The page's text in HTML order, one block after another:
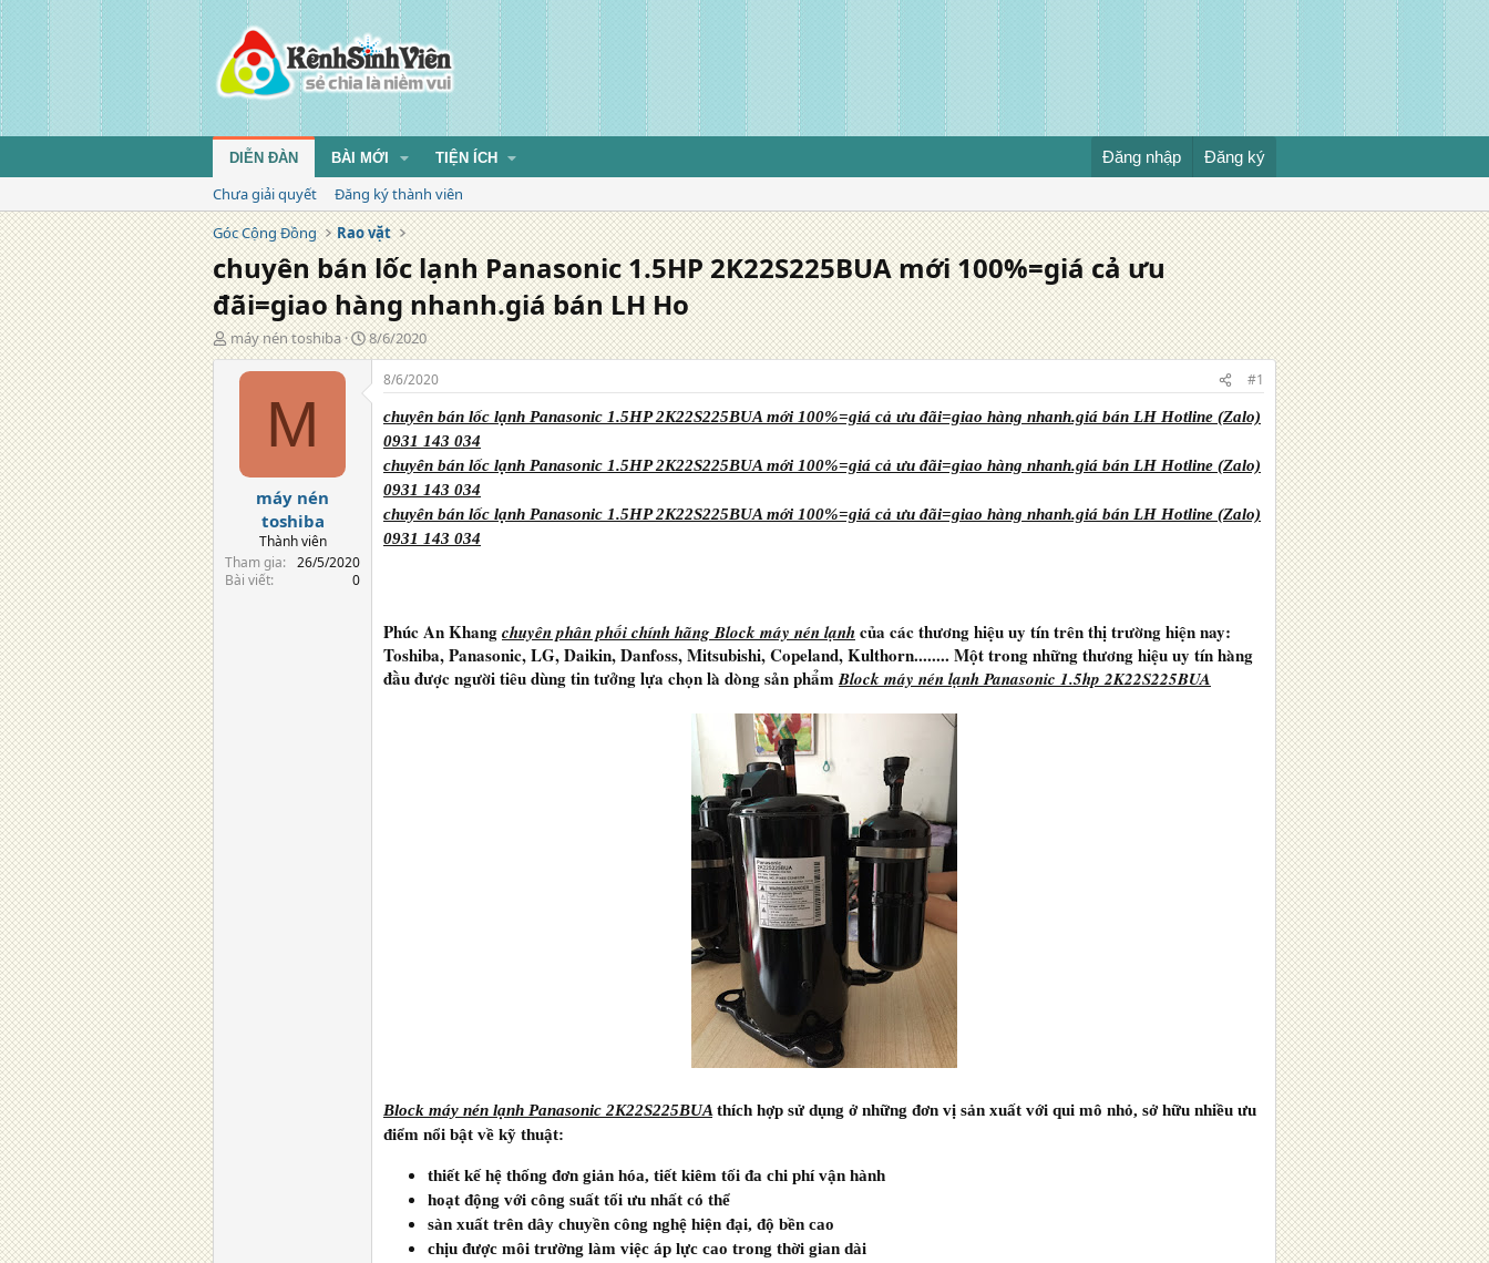
DIỄN ĐÀN BÀI MỚI TIỆN ÍCH Đăng nhập Đăng ký
Chưa giải quyết
Đăng ký thành viên
Góc Cộng Đồng
Rao vặt
chuyên bán lốc lạnh Panasonic 1.5HP 2K22S225BUA mới 100%=giá cả ưu
đãi=giao hàng nhanh.giá bán LH Ho
T
á
máy nén toshiba
N
g
y
8/6/2020
M
máy nén
toshiba
Thành viên
Tham gia
26/5/2020
Bài viết
0
8/6/2020 #1
chuyên bán lốc lạnh Panasonic 1.5HP 2K22S225BUA mới 100%=giá cả ưu đãi=giao hàng nhanh.giá bán LH Hotline (Zalo)
0931 143 034
chuyên bán lốc lạnh Panasonic 1.5HP 2K22S225BUA mới 100%=giá cả ưu đãi=giao hàng nhanh.giá bán LH Hotline (Zalo)
0931 143 034
chuyên bán lốc lạnh Panasonic 1.5HP 2K22S225BUA mới 100%=giá cả ưu đãi=giao hàng nhanh.giá bán LH Hotline (Zalo)
0931 143 034
Phúc An Khangchuyên phân phối chính hãng Block máy nén lạnhcủa các thương hiệu uy tín trên thị trường hiện nay:
Toshiba, Panasonic, LG, Daikin, Danfoss, Mitsubishi, Copeland, Kulthorn........ Một trong những thương hiệu uy tín hàng
đầu được người tiêu dùng tin tưởng lựa chọn là dòng sản phẩmBlock máy nén lạnh Panasonic 1.5hp 2K22S225BUA
Block máy nén lạnh Panasonic 2K22S225BUA thích hợp sử dụng ở những đơn vị sản xuất với qui mô nhỏ, sở hữu nhiều ưu
điểm nổi bật về kỹ thuật:
thiết kế hệ thống đơn giản hóa, tiết kiêm tối đa chi phí vận hành
hoạt động với công suất tối ưu nhất có thể
sàn xuất trên dây chuyền công nghệ hiện đại, độ bền cao
chịu được môi trường làm việc áp lực cao trong thời gian dài